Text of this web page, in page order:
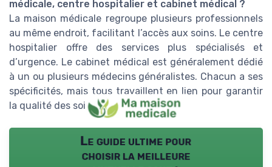
médicale, centre hospitalier et cabinet médical ?
La maison médicale regroupe plusieurs professionnels
au même endroit, facilitant l’accès aux soins. Le centre
hospitalier offre des services plus spécialisés et
d’urgence. Le cabinet médical est généralement dédié
à un ou plusieurs médecins généralistes. Chacun a ses
spécificités, mais tous travaillent en lien pour garantir
la qualité des soins à Bergerac.
Le guide ultime pour
choisir la meilleure